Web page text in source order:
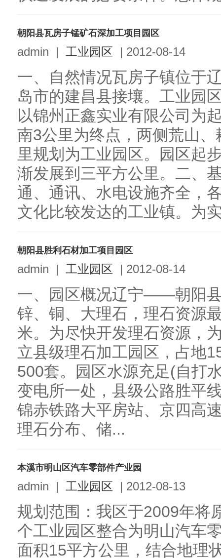
朝阳县瓦房子锰矿石深加工项目园区
admin | 工业园区 | 2012-08-14
一、自然情况瓦房子镇位于
岛市的建昌县接壤。工业园
以锦州正鑫实业有限公司
南3公里为终点，两侧荒山
里规划为工业园区。园区起
渐发展到三平方公里。二、
通、通讯、水电设施齐全，
文化比较发达的工业镇。为
朝阳县胜利石材加工项目园区
admin | 工业园区 | 2012-08-14
一、园区概况辽宁――朝阳
锌、铜、大理石，理石资源
米。为尽快开发理石资源，
立县级理石加工园区，占地
500套。园区水源充足(自打
变电所一处，县级公路胜平
锦赤铁路大平房站、京四高
理石分布、储...
本溪市明山区汽车零部件产业园
admin | 工业园区 | 2012-08-13
规划范围：我区于2009年将
个工业园区整合为明山汽车
面积15平方公里，结合地理